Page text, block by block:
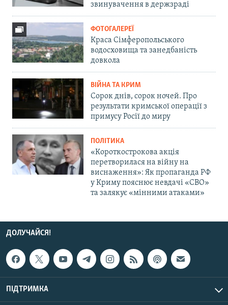
звинувачення в держзраді
ФОТОГАЛЕРЕЇ
Краса Сімферопольського
водосховища та занедбаність
довкола
ВІЙНА ТА КРИМ
Сорок днів, сорок ночей. Про
результати кримської операції з
примусу Росії до миру
ПОЛІТИКА
«Короткострокова акція
перетворилася на війну на
виснаження»: Як пропаганда РФ
у Криму пояснює невдачі «СВО»
та залякує «мінними атаками»
ДОЛУЧАЙСЯ!
ПІДТРИМКА